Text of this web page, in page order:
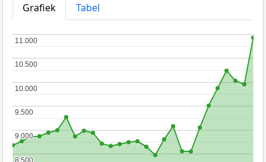
Grafiek
Tabel
8.500
8.500
9.000
9.000
9.500
9.500
10.000
10.000
10.500
10.500
11.000
11.000